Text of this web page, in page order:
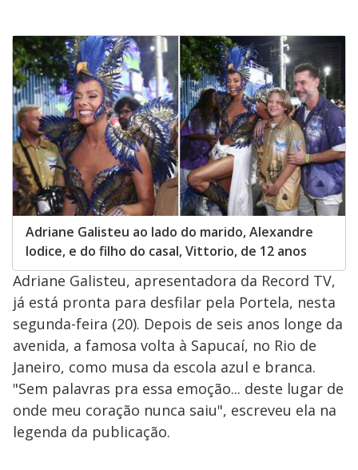
Adriane Galisteu ao lado do marido, Alexandre
Iodice, e do filho do casal, Vittorio, de 12 anos
Adriane Galisteu, apresentadora da Record TV,
já está pronta para desfilar pela Portela, nesta
segunda-feira (20). Depois de seis anos longe da
avenida, a famosa volta à Sapucaí, no Rio de
Janeiro, como musa da escola azul e branca.
"Sem palavras pra essa emoção... deste lugar de
onde meu coração nunca saiu", escreveu ela na
legenda da publicação.